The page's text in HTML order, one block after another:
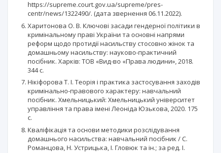
https://supreme.court.gov.ua/supreme/pres-
centr/news/1322490/. (дата звернення 06.11.2022).
Харитонова О. В. Ключові засади гендерної політики в
кримінальному праві України та основні напрями
реформ щодо протидії насильству стосовно жінок та
домашньому насильству: науково-практичний
посібник. Харків: ТОВ «Вид-во «Права людини», 2018.
344 с.
Нікіфорова Т. І. Теорія і практика застосування заходів
кримінально-правового характеру: навчальний
посібник. Хмельницький: Хмельницький університет
управління та права імені Леоніда Юзькова, 2020. 175
с.
Кваліфікація та основи методики розслідування
домашнього насильства: навчальний посібник / С.
Романцова, Н. Устрицька, І. Гловюк та ін.; за ред. І.